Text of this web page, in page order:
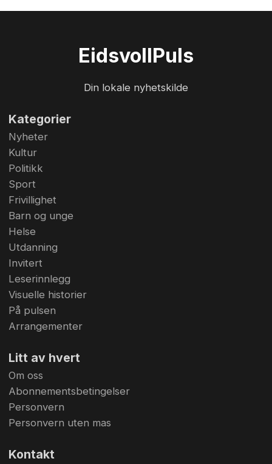
EidsvollPuls
Din lokale nyhetskilde
Kategorier
Nyheter
Kultur
Politikk
Sport
Frivillighet
Barn og unge
Helse
Utdanning
Invitert
Leserinnlegg
Visuelle historier
På pulsen
Arrangementer
Litt av hvert
Om oss
Abonnementsbetingelser
Personvern
Personvern uten mas
Kontakt